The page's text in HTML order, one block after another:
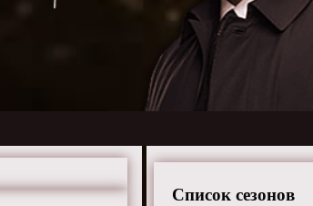
Список сезонов